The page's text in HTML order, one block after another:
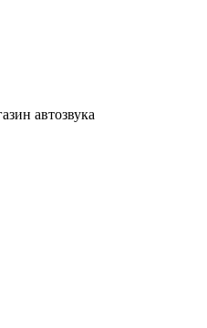
автозвука